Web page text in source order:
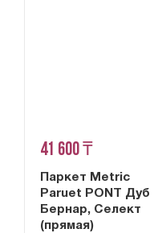
41 600 ₸
Паркет Metric
Paruet PONT Дуб
Бернар, Селект
(прямая)